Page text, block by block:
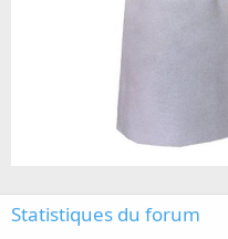
Statistiques du forum